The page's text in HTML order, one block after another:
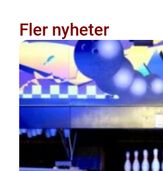
Fler nyheter